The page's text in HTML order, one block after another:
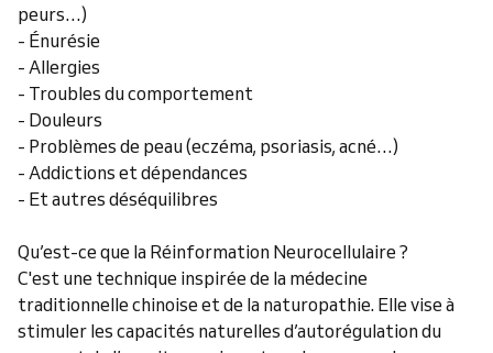
peurs…)
- Énurésie
- Allergies
- Troubles du comportement
- Douleurs
- Problèmes de peau (eczéma, psoriasis, acné…)
- Addictions et dépendances
- Et autres déséquilibres
Qu’est-ce que la Réinformation Neurocellulaire ?
C'est une technique inspirée de la médecine
traditionnelle chinoise et de la naturopathie. Elle vise à
stimuler les capacités naturelles d’autorégulation du